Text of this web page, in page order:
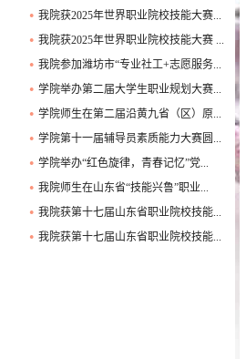
● 我院获2025年世界职业院校技能大赛...
● 我院获2025年世界职业院校技能大赛 ...
● 我院参加潍坊市“专业社工+志愿服务...
● 学院举办第二届大学生职业规划大赛...
● 学院师生在第二届沿黄九省（区）原...
● 学院第十一届辅导员素质能力大赛圆...
● 学院举办“红色旋律，青春记忆”党...
● 我院师生在山东省“技能兴鲁”职业...
● 我院获第十七届山东省职业院校技能...
● 我院获第十七届山东省职业院校技能...